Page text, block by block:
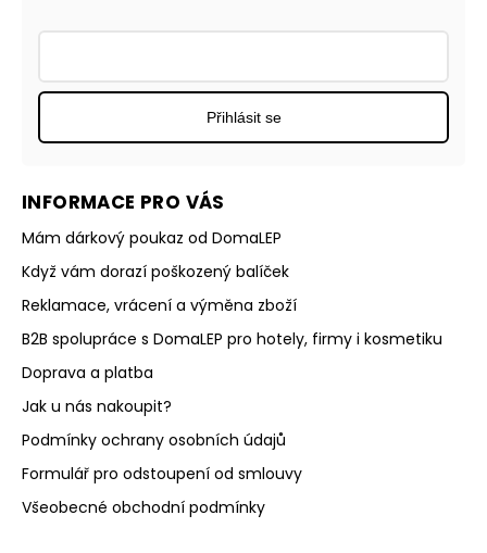
INFORMACE PRO VÁS
Mám dárkový poukaz od DomaLEP
Když vám dorazí poškozený balíček
Reklamace, vrácení a výměna zboží
B2B spolupráce s DomaLEP pro hotely, firmy i kosmetiku
Doprava a platba
Jak u nás nakoupit?
Podmínky ochrany osobních údajů
Formulář pro odstoupení od smlouvy
Všeobecné obchodní podmínky
Přihlásit se